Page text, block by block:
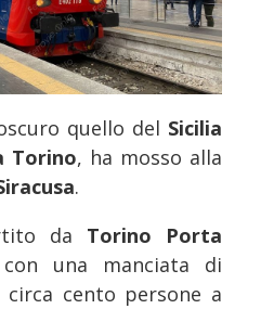
quello del Sicilia
Torino, ha mosso alla
.
da Torino Porta
una manciata di
cento persone a